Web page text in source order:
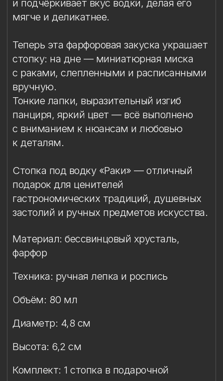
гастрономических традиций, душевных
застолий и ручных предметов искусства.
фарфор
Техника: ручная лепка и роспись
Объём: 80 мл
Диаметр: 4,8 см
Высота: 6,2 см
Комплект: 1 стопка в подарочной
Сертификаты: Бокалы имеют все
необходимые сертификаты и декларации
соответствия. Абсолютно безопасны в
использовании.
Упаковка
в стоимость изделия. Доступны
коробки на одну, две, три или шесть
кто любит"соображать на троих" или
в лучших традициях.
Условия эксплуатации
Мойка